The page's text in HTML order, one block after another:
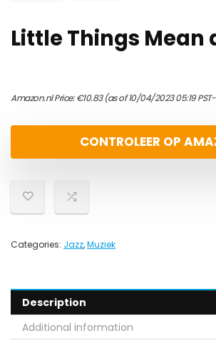
Little Things Mean
Amazon.nl Price:€10.83(as of 10/04/2023 05:19 PST-
CONTROLEER OP
Categories: Jazz,Muziek
Description
Additional information